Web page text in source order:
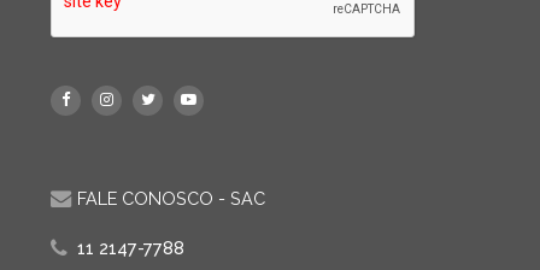
FALE CONOSCO - SAC
11 2147-7788